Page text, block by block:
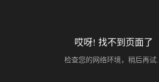
哎呀! 找不到页面了
检查您的网络环境，稍后再试...